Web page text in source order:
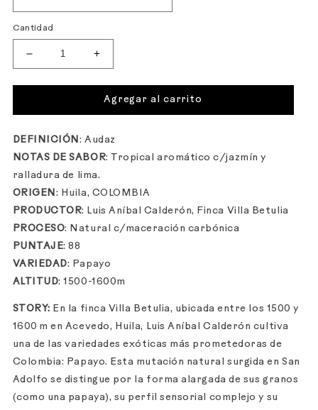
Cantidad
Reducir
cantidad
para
BETULIA
Aumentar
cantidad
para
VILLA
BETULIA
Agregar al carrito
DEFINICIÓN : Audaz
NOTAS DE SABOR: Tropical aromático c/jazmín y
ralladura de lima.
ORIGEN :
Huila, COLOMBIA
PRODUCTOR: Luis Aníbal Calderón, Finca Villa Betulia
PROCESO: Natural c/maceración carbónica
PUNTAJE: 88
VARIEDAD: Papayo
ALTITUD: 1500-1600m
STORY: En la finca Villa Betulia, ubicada entre los 1500 y
1600 m en Acevedo, Huila, Luis Aníbal Calderón cultiva
una de las variedades exóticas más prometedoras de
Colombia: Papayo. Esta mutación natural surgida en San
Adolfo se distingue por la forma alargada de sus granos
(como una papaya), su perfil sensorial complejo y su